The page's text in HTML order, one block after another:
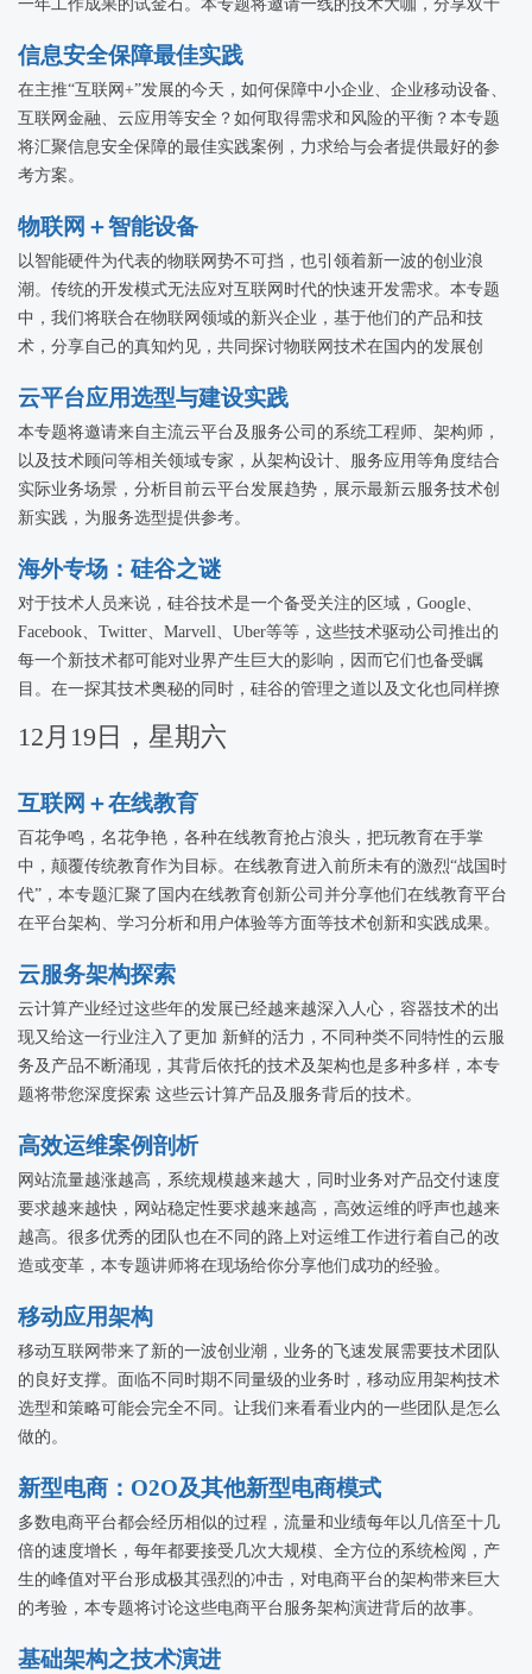
一年工作成果的试金石。本专题将邀请一线的技术大咖，分享双十
信息安全保障最佳实践
在主推“互联网+”发展的今天，如何保障中小企业、企业移动设备、
互联网金融、云应用等安全？如何取得需求和风险的平衡？本专题
将汇聚信息安全保障的最佳实践案例，力求给与会者提供最好的参
考方案。
物联网＋智能设备
以智能硬件为代表的物联网势不可挡，也引领着新一波的创业浪
潮。传统的开发模式无法应对互联网时代的快速开发需求。本专题
中，我们将联合在物联网领域的新兴企业，基于他们的产品和技
术，分享自己的真知灼见，共同探讨物联网技术在国内的发展创
云平台应用选型与建设实践
本专题将邀请来自主流云平台及服务公司的系统工程师、架构师，
以及技术顾问等相关领域专家，从架构设计、服务应用等角度结合
实际业务场景，分析目前云平台发展趋势，展示最新云服务技术创
新实践，为服务选型提供参考。
海外专场：硅谷之谜
对于技术人员来说，硅谷技术是一个备受关注的区域，Google、
Facebook、Twitter、Marvell、Uber等等，这些技术驱动公司推出的
每一个新技术都可能对业界产生巨大的影响，因而它们也备受瞩
目。在一探其技术奥秘的同时，硅谷的管理之道以及文化也同样撩
探求之路以及对硅谷文化的深层次认识揭示硅谷之谜。
12月19日，星期六
互联网＋在线教育
百花争鸣，名花争艳，各种在线教育抢占浪头，把玩教育在手掌
中，颠覆传统教育作为目标。在线教育进入前所未有的激烈“战国时
代”，本专题汇聚了国内在线教育创新公司并分享他们在线教育平台
在平台架构、学习分析和用户体验等方面等技术创新和实践成果。
云服务架构探索
云计算产业经过这些年的发展已经越来越深入人心，容器技术的出
现又给这一行业注入了更加 新鲜的活力，不同种类不同特性的云服
务及产品不断涌现，其背后依托的技术及架构也是多种多样，本专
题将带您深度探索 这些云计算产品及服务背后的技术。
高效运维案例剖析
网站流量越涨越高，系统规模越来越大，同时业务对产品交付速度
要求越来越快，网站稳定性要求越来越高，高效运维的呼声也越来
越高。很多优秀的团队也在不同的路上对运维工作进行着自己的改
造或变革，本专题讲师将在现场给你分享他们成功的经验。
移动应用架构
移动互联网带来了新的一波创业潮，业务的飞速发展需要技术团队
的良好支撑。面临不同时期不同量级的业务时，移动应用架构技术
选型和策略可能会完全不同。让我们来看看业内的一些团队是怎么
做的。
新型电商：O2O及其他新型电商模式
多数电商平台都会经历相似的过程，流量和业绩每年以几倍至十几
倍的速度增长，每年都要接受几次大规模、全方位的系统检阅，产
生的峰值对平台形成极其强烈的冲击，对电商平台的架构带来巨大
的考验，本专题将讨论这些电商平台服务架构演进背后的故事。
基础架构之技术演进